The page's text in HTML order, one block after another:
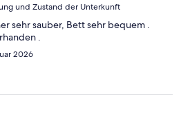
und Zustand der Unterkunft
sehr sauber, Bett sehr bequem .
.
2026